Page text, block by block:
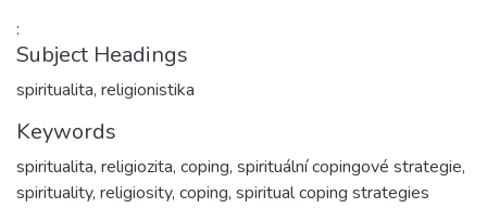
:
Subject Headings
spiritualita, religionistika
Keywords
spiritualita, religiozita, coping, spirituální copingové strategie,
spirituality, religiosity, coping, spiritual coping strategies